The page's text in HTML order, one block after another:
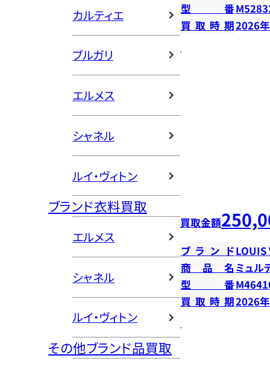
カルティエ
ブルガリ
エルメス
シャネル
ルイ・ヴィトン
ブランド衣料買取
エルメス
シャネル
ルイ・ヴィトン
その他ブランド品買取
型番
買取時期2026
買取金額
ブランドLOUIS
商品名 ミュル
型番
買取時期2026